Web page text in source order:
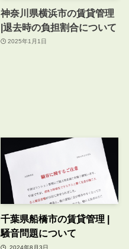
神奈川県横浜市の賃貸管理
|退去時の負担割合について
2025年1月1日
千葉県船橋市の賃貸管理 |
騒音問題について
2024年8月3日